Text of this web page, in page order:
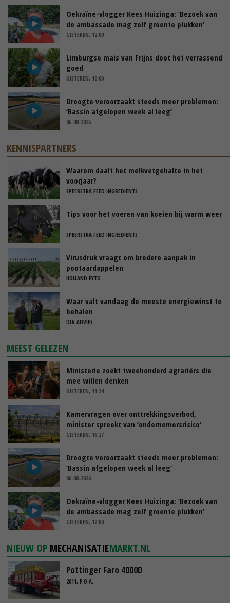
Oekraïne-vlogger Kees Huizinga: ‘Bezoek van
de ambassade mag zelf groente plukken’
GISTEREN, 12:00
Limburgse mais van Frijns doet het verrassend
goed
GISTEREN, 10:00
Droogte veroorzaakt steeds meer problemen:
‘Bassin afgelopen week al leeg’
06-08-2026
KENNISPARTNERS
Waarom daalt het melkvetgehalte in het
voorjaar?
SPEERSTRA FEED INGREDIENTS
Tips voor het voeren van koeien bij warm weer
SPEERSTRA FEED INGREDIENTS
Virusdruk vraagt om bredere aanpak in
pootaardappelen
HOLLAND FYTO
Waar valt vandaag de meeste energiewinst te
behalen
DLV ADVIES
MEEST GELEZEN
Ministerie zoekt tweehonderd agrariërs die
mee willen denken
GISTEREN, 11:34
Kamervragen over onttrekkingsverbod,
minister spreekt van ‘ondernemersrisico’
GISTEREN, 16:27
Droogte veroorzaakt steeds meer problemen:
‘Bassin afgelopen week al leeg’
06-08-2026
Oekraïne-vlogger Kees Huizinga: ‘Bezoek van
de ambassade mag zelf groente plukken’
GISTEREN, 12:00
NIEUW OP MECHANISATIEMARKT.NL
Pottinger Faro 4000D
2011, P.O.A.